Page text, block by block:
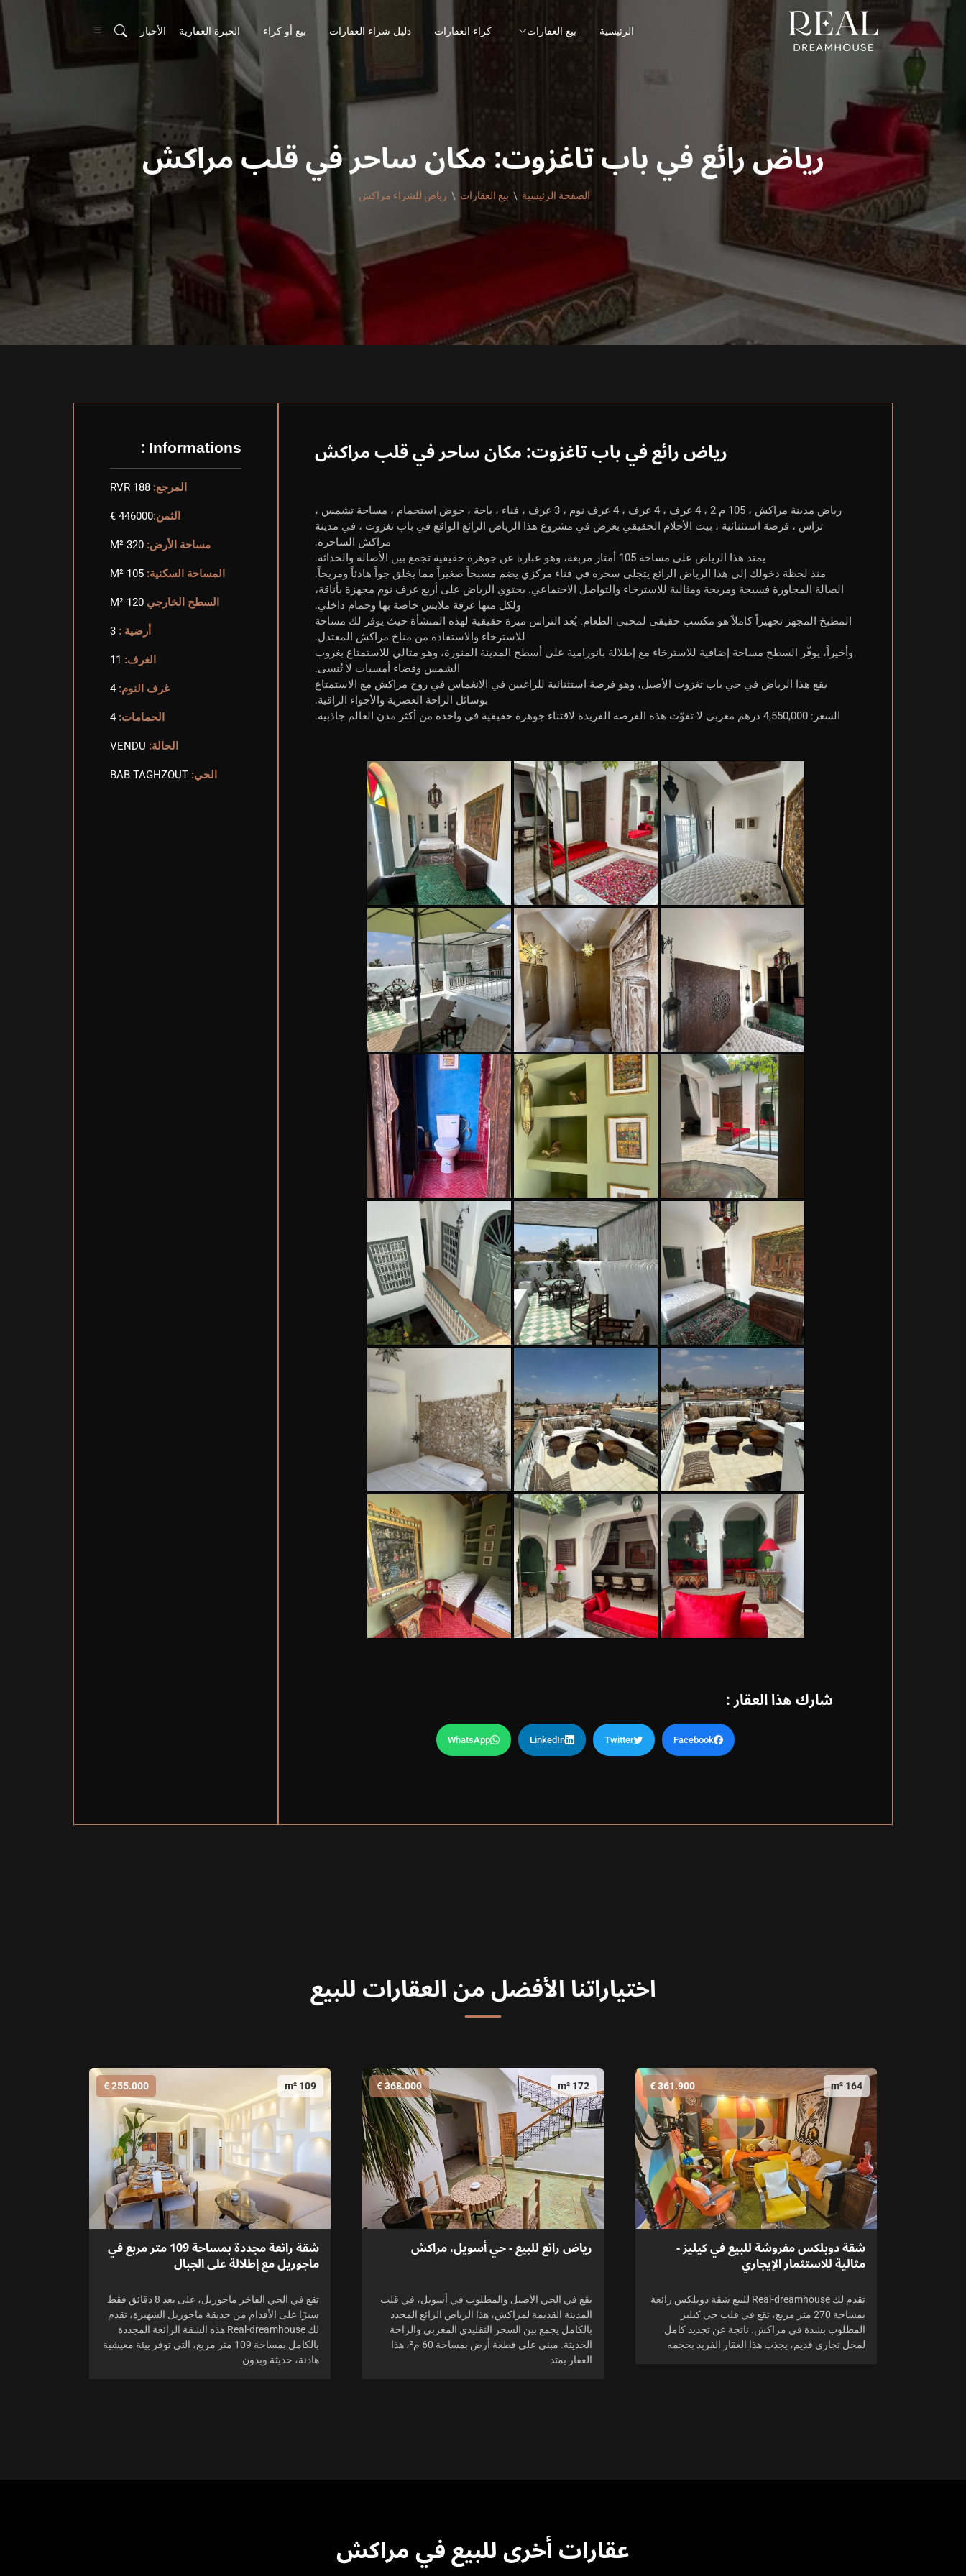
الرئيسية بيع العقارات كراء العقارات دليل شراء العقارات بيع أو كراء الخبرة العقارية الأخبار
رياض رائع في باب تاغزوت: مكان ساحر في قلب مراكش
الصفحة الرئيسية بيع العقارات رياض للشراء مراكش
رياض رائع في باب تاغزوت: مكان ساحر في قلب مراكش
رياض مدينة مراكش ، 105 م 2 ، 4 غرف ، 4 غرف ، 4 غرف نوم ، 3 غرف ، فناء ، باحة ، حوض استحمام ، مساحة تشمس ،
تراس ، فرصة استثنائية ، بيت الأحلام الحقيقي يعرض في مشروع هذا الرياض الرائع الواقع في باب تغزوت ، في مدينة
مراكش الساحرة.
يمتد هذا الرياض على مساحة 105 أمتار مربعة، وهو عبارة عن جوهرة حقيقية تجمع بين الأصالة والحداثة.
منذ لحظة دخولك إلى هذا الرياض الرائع يتجلى سحره في فناء مركزي يضم مسبحاً صغيراً مما يخلق جواً هادئاً ومريحاً.
الصالة المجاورة فسيحة ومريحة ومثالية للاسترخاء والتواصل الاجتماعي. يحتوي الرياض على أربع غرف نوم مجهزة بأناقة،
ولكل منها غرفة ملابس خاصة بها وحمام داخلي.
المطبخ المجهز تجهيزاً كاملاً هو مكسب حقيقي لمحبي الطعام. يُعد التراس ميزة حقيقية لهذه المنشأة حيث يوفر لك مساحة
للاسترخاء والاستفادة من مناخ مراكش المعتدل.
وأخيراً، يوفّر السطح مساحة إضافية للاسترخاء مع إطلالة بانورامية على أسطح المدينة المنورة، وهو مثالي للاستمتاع بغروب
الشمس وقضاء أمسيات لا تُنسى.
يقع هذا الرياض في حي باب تغزوت الأصيل، وهو فرصة استثنائية للراغبين في الانغماس في روح مراكش مع الاستمتاع
بوسائل الراحة العصرية والأجواء الراقية.
السعر: 4,550,000 درهم مغربي لا تفوّت هذه الفرصة الفريدة لاقتناء جوهرة حقيقية في واحدة من أكثر مدن العالم جاذبية.
شارك هذا العقار :
Facebook
Twitter
LinkedIn
WhatsApp
Informations :
المرجع: RVR 188
الثمن:446000 €
مساحة الأرض: 320 M²
المساحة السكنية: 105 M²
السطح الخارجي 120 M²
أرضية : 3
الغرف: 11
غرف النوم: 4
الحمامات: 4
الحالة: VENDU
الحي: BAB TAGHZOUT
اختياراتنا الأفضل من العقارات للبيع
164 m²
361.900 €
شقة دوبلكس مفروشة للبيع في كيليز -
مثالية للاستثمار الإيجاري
تقدم لك Real-dreamhouse للبيع شقة دوبلكس رائعة
بمساحة 270 متر مربع، تقع في قلب حي كيليز
المطلوب بشدة في مراكش. ناتجة عن تجديد كامل
لمحل تجاري قديم، يجذب هذا العقار الفريد بحجمه
172 m²
368.000 €
رياض رائع للبيع - حي أسويل، مراكش
يقع في الحي الأصيل والمطلوب في أسويل، في قلب
المدينة القديمة لمراكش، هذا الرياض الرائع المجدد
بالكامل يجمع بين السحر التقليدي المغربي والراحة
الحديثة. مبني على قطعة أرض بمساحة 60 م²، هذا
العقار يمتد
109 m²
255.000 €
شقة رائعة مجددة بمساحة 109 متر مربع في
ماجوريل مع إطلالة على الجبال
تقع في الحي الفاخر ماجوريل، على بعد 8 دقائق فقط
سيرًا على الأقدام من حديقة ماجوريل الشهيرة، تقدم
لك Real-dreamhouse هذه الشقة الرائعة المجددة
بالكامل بمساحة 109 متر مربع، التي توفر بيئة معيشية
هادئة، حديثة وبدون
عقارات أخرى للبيع في مراكش